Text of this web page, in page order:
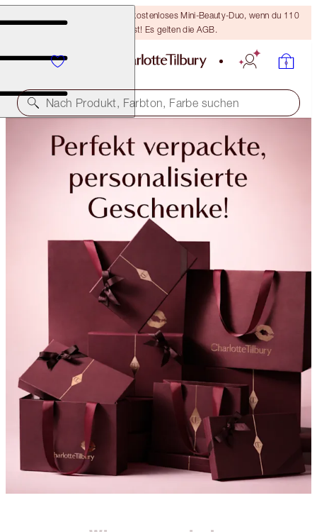
LETZTE CHANCE! Erhalte ein kostenloses Mini-Beauty-Duo, wenn du 110
€ ausgibst! Es gelten die AGB.
Nach Produkt, Farbton, Farbe suchen